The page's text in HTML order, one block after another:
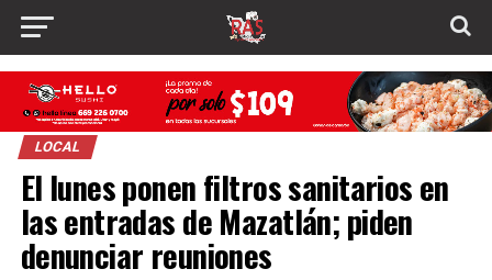
LOCAL
El lunes ponen filtros sanitarios en
las entradas de Mazatlán; piden
denunciar reuniones